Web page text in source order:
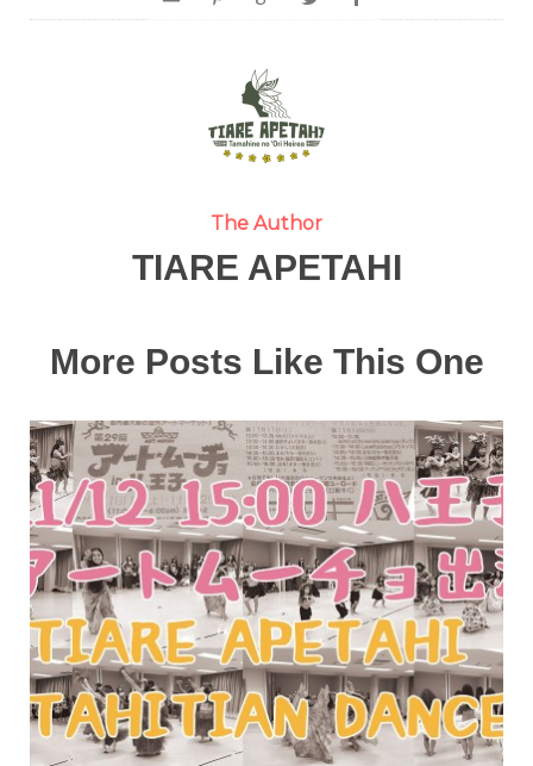
The Author
TIARE APETAHI
More Posts Like This One